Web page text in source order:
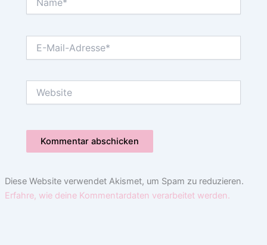
Mail-
Diese Website verwendet Akismet, um Spam zu reduzieren.
Erfahre, wie deine Kommentardaten verarbeitet werden.